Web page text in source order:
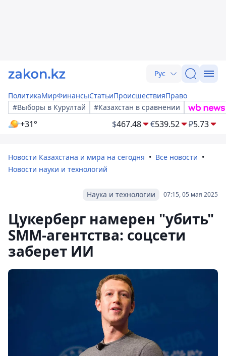
Рус
ПолитикаМирФинансыСтатьиПроисшествияПраво
#Выборы в Курултай
#Казахстан в сравнении
+31° $467.48 €539.52 ₽5.73
Новости Казахстана и мира на сегодня
Все новости
Новости науки и технологий
07:15, 05 мая 2025
Наука и технологии
Цукерберг намерен "убить"
SMM-агентства: соцсети
заберет ИИ